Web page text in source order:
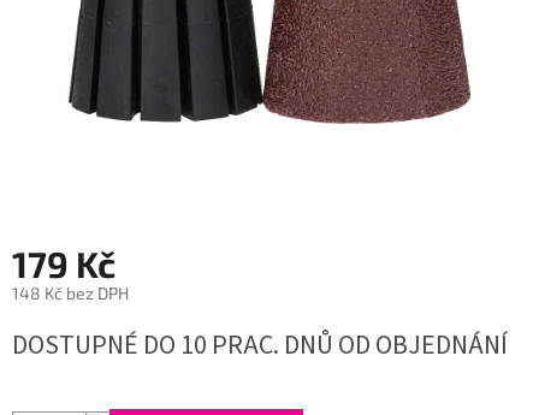
179 Kč
148 Kč bez DPH
cena:
DOSTUPNÉ DO 10 PRAC. DNŮ OD OBJEDNÁNÍ